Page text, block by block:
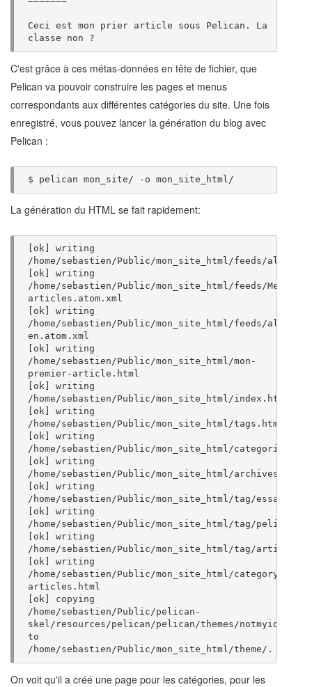
Ceci est mon prier article sous Pelican. La
C'est grâce à ces métas-données en tête de fichier, que
Pelican va pouvoir construire les pages et menus
correspondants aux différentes catégories du site. Une fois
enregistré, vous pouvez lancer la génération du blog avec
Pelican :
$ pelican mon_site/ -o
La génération du HTML se fait rapidement:
ok writing
ok
writing
/home/sebastien/Public/mon_site_html/feeds/Mes
ok
writing
/home/sebastien/Public/mon_site_html/feeds/all-
ok
writing
/home/sebastien/Public/mon_site_html/mon-
ok
writing
ok
writing
ok writing
ok
writing
ok writing
ok writing
ok writing
ok
writing
/home/sebastien/Public/mon_site_html/category/Mes
ok
copying
/home/sebastien/Public/pelican-
skel/resources/pelican/pelican/themes/notmyidea/
to
On voit qu'il a créé une page pour les catégories, pour les